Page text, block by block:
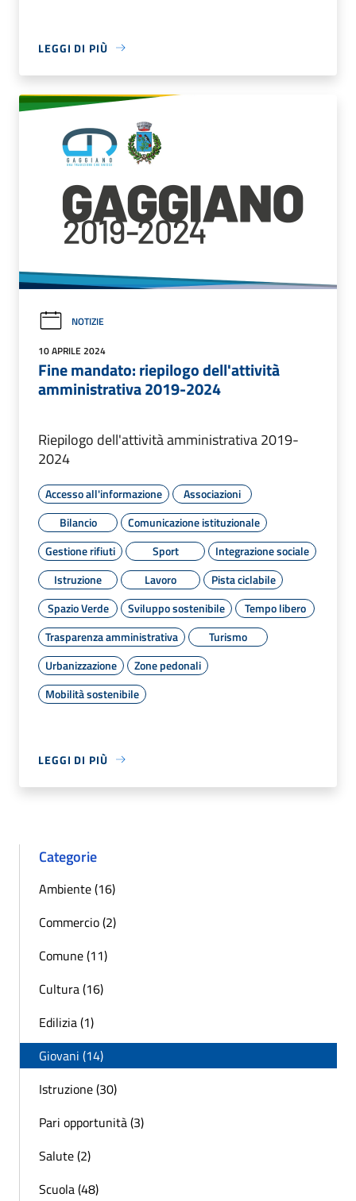
LEGGI DI PIÙ
NOTIZIE
10 APRILE 2024
Fine mandato: riepilogo dell'attività
amministrativa 2019-2024
Riepilogo dell'attività amministrativa 2019-
2024
Accesso all'informazione
Associazioni
Bilancio
Comunicazione istituzionale
Gestione rifiuti
Sport
Integrazione sociale
Istruzione
Lavoro
Pista ciclabile
Spazio Verde
Sviluppo sostenibile
Tempo libero
Trasparenza amministrativa
Turismo
Urbanizzazione
Zone pedonali
Mobilità sostenibile
LEGGI DI PIÙ
Categorie
Ambiente (16)
Commercio (2)
Comune (11)
Cultura (16)
Edilizia (1)
Giovani (14)
Istruzione (30)
Pari opportunità (3)
Salute (2)
Scuola (48)